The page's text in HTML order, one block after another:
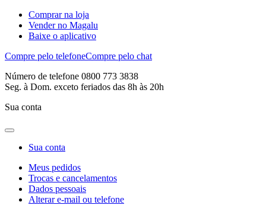
Comprar na loja
Vender no Magalu
Baixe o aplicativo
Compre pelo telefoneCompre pelo chat
Número de telefone 0800 773 3838
Seg. à Dom. exceto feriados das 8h às 20h
Sua conta
Sua conta
Meus pedidos
Trocas e cancelamentos
Dados pessoais
Alterar e-mail ou telefone